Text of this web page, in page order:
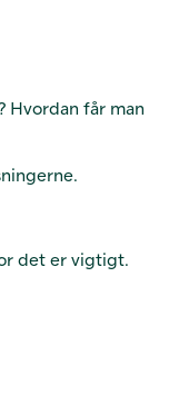
Hvordan får man
det er vigtigt.